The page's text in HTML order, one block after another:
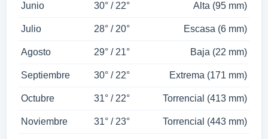
Junio 30° / 22° Alta (95 mm)
Julio 28° / 20° Escasa (6 mm)
Agosto 29° / 21° Baja (22 mm)
Septiembre 30° / 22° Extrema (171 mm)
Octubre 31° / 22° Torrencial (413 mm)
Noviembre 31° / 23° Torrencial (443 mm)